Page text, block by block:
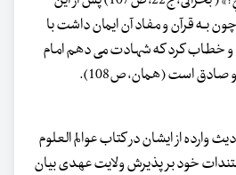
بـه قرآن و مفاد آن ایمان داشت با
خطاب کرد که شهادت می دهم امام
صادق است (همان، ص108).
وارده از ایشان در کتاب عوالم العلوم
مستندات خود بر پذیرش ولایت عهدی بیان